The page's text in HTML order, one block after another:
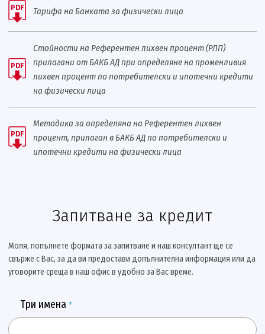
PDF Тарифа на Банката за физически лица
PDF
Стойности на Референтен лихвен процент (РЛП)
прилагани от БАКБ АД при определяне на променливия
лихвен процент по потребителски и ипотечни кредити
на физически лица
PDF
Методика за определяна на Референтен лихвен
процент, прилаган в БАКБ АД по потребителски и
ипотечни кредити на физически лица
Запитване за кредит
Mоля, попълнете формата за запитване и наш консултант ще се
свърже с Вас, за да ви предостави допълнителна информация или да
уговорите среща в наш офис в удобно за Вас време.
Три имена *